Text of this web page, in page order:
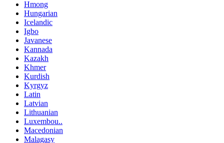
Hmong
Hungarian
Icelandic
Igbo
Javanese
Kannada
Kazakh
Khmer
Kurdish
Kyrgyz
Latin
Latvian
Lithuanian
Luxembou..
Macedonian
Malagasy